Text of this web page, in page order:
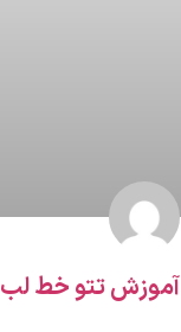
آموزش تتو خط لب